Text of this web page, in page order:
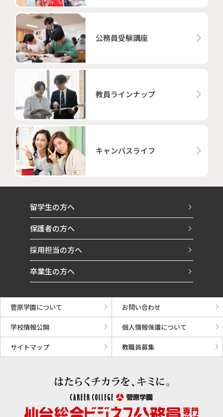
公務員受験講座
教員ラインナップ
キャンパスライフ
留学生の方へ
保護者の方へ
採用担当の方へ
卒業生の方へ
菅原学園について お問い合わせ
学校情報公開 個人情報保護について
サイトマップ 教職員募集